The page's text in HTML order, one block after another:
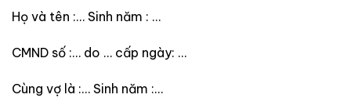
Họ và tên :… Sinh năm : …
CMND số :… do … cấp ngày: …
Cùng vợ là :… Sinh năm :…